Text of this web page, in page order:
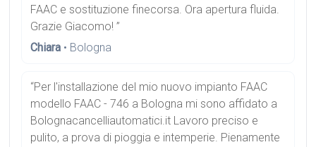
FAAC e sostituzione finecorsa. Ora apertura fluida.
Grazie Giacomo! ”
Chiara • Bologna
“Per l'installazione del mio nuovo impianto FAAC
modello FAAC - 746 a Bologna mi sono affidato a
Bolognacancelliautomatici.it Lavoro preciso e
pulito, a prova di pioggia e intemperie. Pienamente